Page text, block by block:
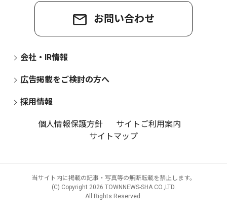
お問い合わせ
会社・IR情報
広告掲載をご検討の方へ
採用情報
個人情報保護方針
サイトご利用案内
サイトマップ
当サイト内に掲載の記事・写真等の無断転載を禁止します。
(C) Copyright 2026 TOWNNEWS-SHA CO.,LTD.
All Rights Reserved.